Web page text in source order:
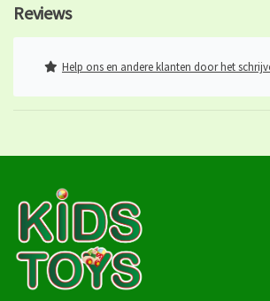
Reviews
Help ons en andere klanten door het